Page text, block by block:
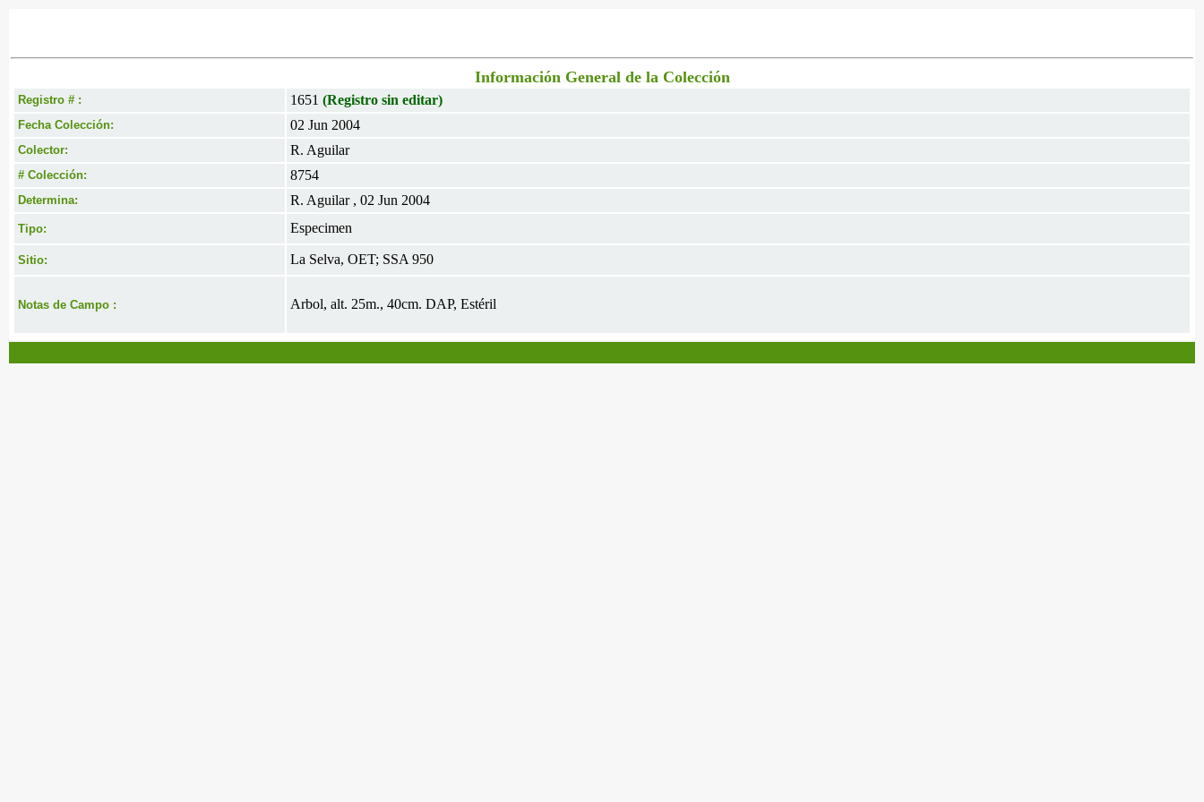
Información General de la Colección
Registro # : 1651 (Registro sin editar)
Fecha Colección: 02 Jun 2004
Colector: R. Aguilar
# Colección: 8754
Determina: R. Aguilar , 02 Jun 2004
Tipo: Especimen
Sitio: La Selva, OET; SSA 950
Notas de Campo : Arbol, alt. 25m., 40cm. DAP, Estéril